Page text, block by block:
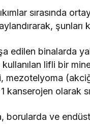
sırasında
şunları
edilen binalarda
lifli bir
mezotelyoma
olarak
borularda ve